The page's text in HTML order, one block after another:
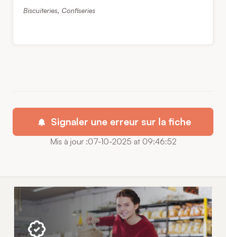
Biscuiteries, Confiseries
Signaler une erreur sur la fiche
Mis à jour :07-10-2025 at 09:46:52